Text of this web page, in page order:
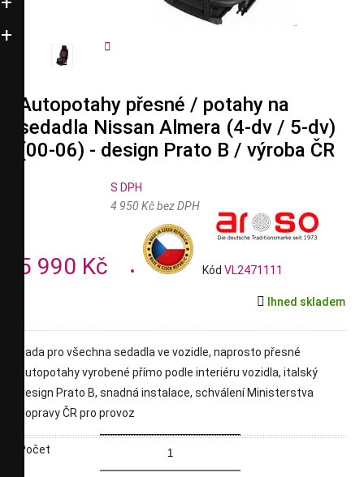


Autopotahy přesné / potahy na
sedadla Nissan Almera (4-dv / 5-dv)
(00-06) - design Prato B / výroba ČR
5 990 Kč
S DPH
4 950 Kč bez DPH
Kód VL2471111
 Ihned skladem
sada pro všechna sedadla ve vozidle, naprosto přesné
autopotahy vyrobené přímo podle interiéru vozidla, italský
design Prato B, snadná instalace, schválení Ministerstva
dopravy ČR pro provoz
Počet